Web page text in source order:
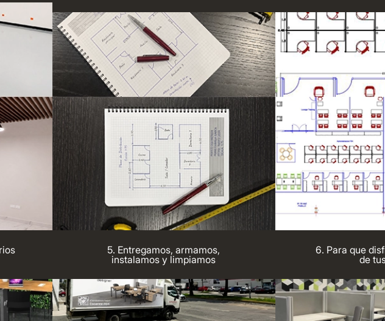
5. Entregamos, armamos,
instalamos y limpiamos
6. Para que
de